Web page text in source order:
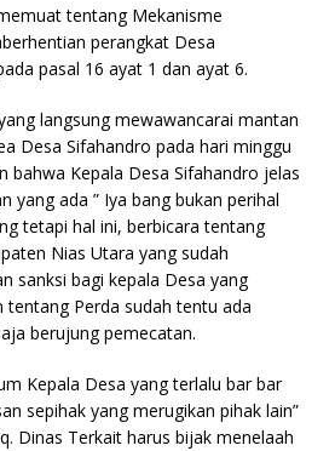
tentang Mekanisme
perangkat Desa
pasal 16 ayat 1 dan ayat 6.
langsung mewawancarai mantan
Desa Sifahandro pada hari minggu
bahwa Kepala Desa Sifahandro jelas
yang ada ” Iya bang bukan perihal
tetapi hal ini, berbicara tentang
Nias Utara yang sudah
sanksi bagi kepala Desa yang
tentang Perda sudah tentu ada
berujung pemecatan.
Kepala Desa yang terlalu bar bar
sepihak yang merugikan pihak lain”
Dinas Terkait harus bijak menelaah